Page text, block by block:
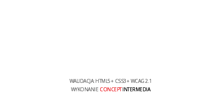
WALIDACJA: HTML5+ CSS3+ WCAG 2.1
WYKONANIE CONCEPTINTERMEDIA